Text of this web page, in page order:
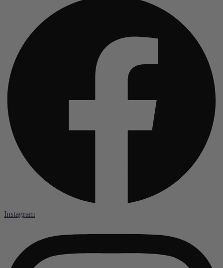
Instagram